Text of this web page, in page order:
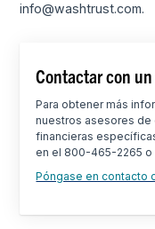
info@washtrust.com.
Contactar con
Para obtener más
nuestros asesores
financieras
en el 800-465-2265 o
Póngase en contacto